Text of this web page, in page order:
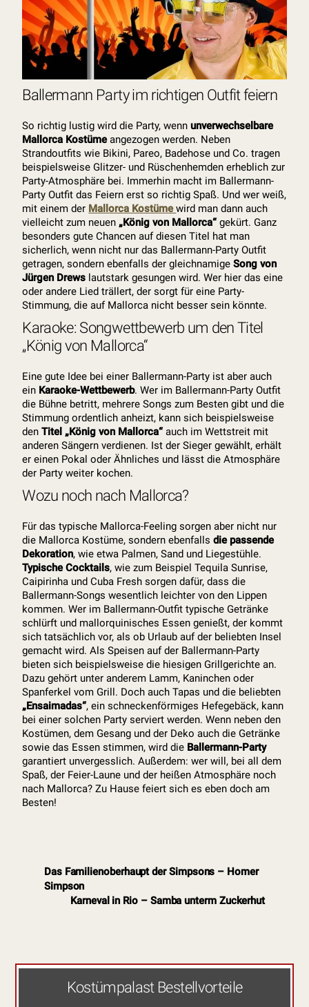
Ballermann Party im richtigen Outfit feiern
So richtig lustig wird die Party, wenn unverwechselbare
Mallorca Kostümeangezogen werden. Neben
Strandoutfits wie Bikini, Pareo, Badehose und Co. tragen
beispielsweise Glitzer- und Rüschenhemden erheblich zur
Party-Atmosphäre bei. Immerhin macht im Ballermann-
Party Outfit das Feiern erst so richtig Spaß. Und wer weiß,
mit einem der Mallorca Kostümewird man dann auch
vielleicht zum neuen „König von Mallorca“ gekürt. Ganz
besonders gute Chancen auf diesen Titel hat man
sicherlich, wenn nicht nur das Ballermann-Party Outfit
getragen, sondern ebenfalls der gleichnamigeSong von
Jürgen Drews lautstark gesungen wird. Wer hier das eine
oder andere Lied trällert, der sorgt für eine Party-
Stimmung, die auf Mallorca nicht besser sein könnte.
Karaoke: Songwettbewerb um den Titel
„König von Mallorca“
Eine gute Idee bei einer Ballermann-Party ist aber auch
ein Karaoke-Wettbewerb. Wer im Ballermann-Party Outfit
die Bühne betritt, mehrere Songs zum Besten gibt und die
Stimmung ordentlich anheizt, kann sich beispielsweise
denTitel „König von Mallorca“auch im Wettstreit mit
anderen Sängern verdienen. Ist der Sieger gewählt, erhält
er einen Pokal oder Ähnliches und lässt die Atmosphäre
der Party weiter kochen.
Wozu noch nach Mallorca?
Für das typische Mallorca-Feeling sorgen aber nicht nur
die Mallorca Kostüme, sondern ebenfallsdie passende
Dekoration, wie etwa Palmen, Sand und Liegestühle.
Typische Cocktails, wie zum Beispiel Tequila Sunrise,
Caipirinha und Cuba Fresh sorgen dafür, dass die
Ballermann-Songs wesentlich leichter von den Lippen
kommen. Wer im Ballermann-Outfit typische Getränke
schlürft und mallorquinisches Essen genießt, der kommt
sich tatsächlich vor, als ob Urlaub auf der beliebten Insel
gemacht wird. Als Speisen auf der Ballermann-Party
bieten sich beispielsweise die hiesigen Grillgerichte an.
Dazu gehört unter anderem Lamm, Kaninchen oder
Spanferkel vom Grill. Doch auch Tapas und die beliebten
„Ensaimadas“, ein schneckenförmiges Hefegebäck, kann
bei einer solchen Party serviert werden. Wenn neben den
Kostümen, dem Gesang und der Deko auch die Getränke
sowie das Essen stimmen, wird die Ballermann-Party
garantiert unvergesslich. Außerdem: wer will, bei all dem
Spaß, der Feier-Laune und der heißen Atmosphäre noch
nach Mallorca? Zu Hause feiert sich es eben doch am
Besten!
Das Familienoberhaupt der Simpsons – Homer
Simpson
Karneval in Rio – Samba unterm Zuckerhut
Kostümpalast Bestellvorteile